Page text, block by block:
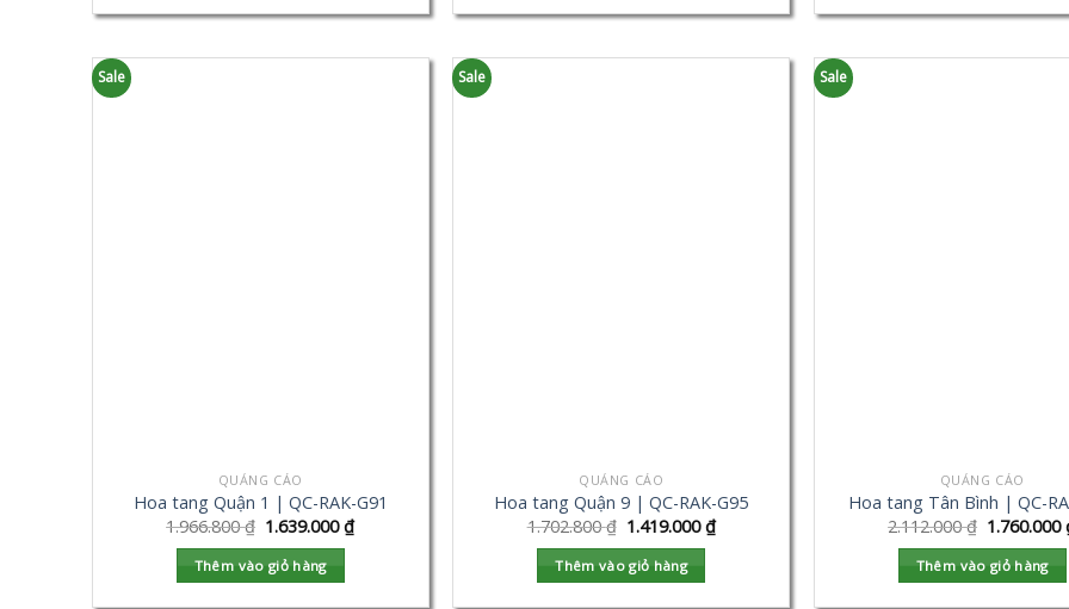
Sale
QUẢNG CÁO
Hoa tang Quận 1 | QC-RAK-G91
1.966.800₫ 1.639.000₫
Thêm vào giỏ hàng
Sale
QUẢNG CÁO
Hoa tang Quận 9 | QC-RAK-G95
1.702.800₫ 1.419.000₫
Thêm vào giỏ hàng
Sale
QUẢNG CÁO
Hoa tang Tân Bình | QC-
2.112.000₫ 1.760.000
Thêm vào giỏ hàng